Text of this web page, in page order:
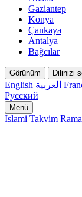
Gaziantep
Konya
Çankaya
Antalya
Bağcılar
Görünüm Dilinizi
English العربية
Русский
Menü
Islami Takvim